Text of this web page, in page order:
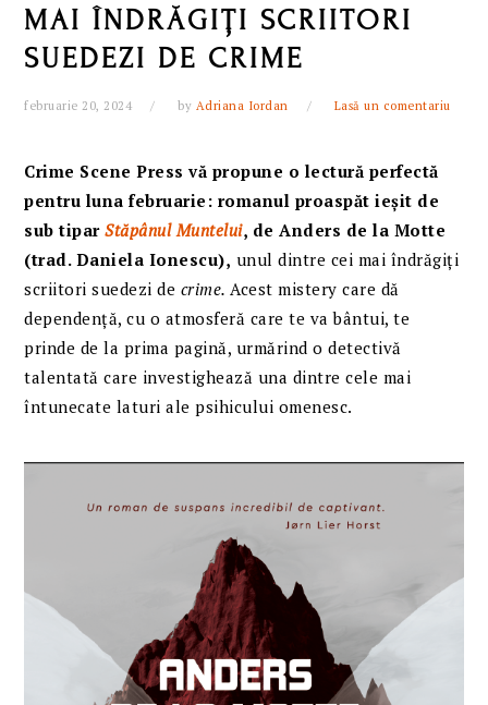
MAI ÎNDRĂGIȚI SCRIITORI
SUEDEZI DE CRIME
februarie 20, 2024 by Adriana Iordan Lasă un comentariu
Crime Scene Press vă propune o lectură perfectă
pentru luna februarie: romanul proaspăt ieșit de
sub tiparStăpânul Muntelui, de Anders de la Motte
(trad. Daniela Ionescu), unul dintre cei mai îndrăgiți
scriitori suedezi de crime.Acest mistery care dă
dependență, cu o atmosferă care te va bântui, te
prinde de la prima pagină, urmărind o detectivă
talentată care investighează una dintre cele mai
întunecate laturi ale psihicului omenesc.